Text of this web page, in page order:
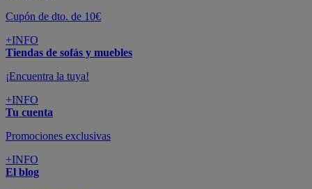
Cupón de dto. de 10€
+INFO
Tiendas de sofás y muebles
¡Encuentra la tuya!
+INFO
Tu cuenta
Promociones exclusivas
+INFO
El blog